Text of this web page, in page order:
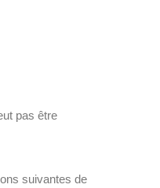
pas être
suivantes de